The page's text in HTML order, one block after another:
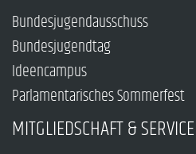
Bundesjugendausschuss
Bundesjugendtag
Ideencampus
Parlamentarisches Sommerfest
MITGLIEDSCHAFT & SERVICE